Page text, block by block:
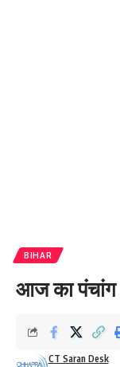
BIHAR
आज का पंचांग |
CT Saran Desk